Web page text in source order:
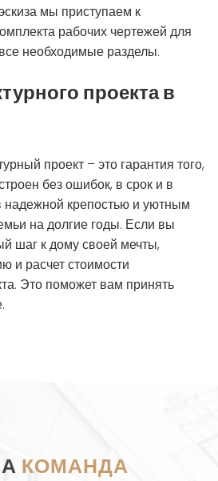
мы приступаем к
рабочих чертежей для
необходимые разделы.
проекта в
проект – это гарантия того,
без ошибок, в срок и в
надежной крепостью и уютным
на долгие годы. Если вы
шаг к дому своей мечты,
и расчет стоимости
Это поможет вам принять
КОМАНДА